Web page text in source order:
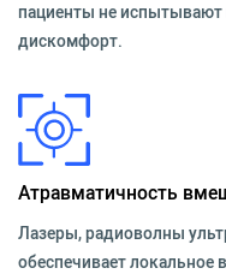
пациенты не
дискомфорт.
Атравматичность
Лазеры, радиоволны
обеспечивает локальное